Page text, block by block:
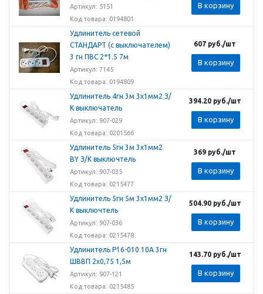
Артикул: 5151
Код товара: 0194801
В корзину
Удлинитель сетевой
СТАНДАРТ (с выключателем)
3 гн ПВС 2*1.5 7м
Артикул: 7145
Код товара: 0194809
607 руб./шт
В корзину
Удлинитель 4гн 3м 3х1мм2 З/
К выключатель
Артикул: 907-029
Код товара: 0201566
394.20руб./шт
В корзину
Удлинитель 5гн 3м 3х1мм2
BY З/К выключтель
Артикул: 907-035
Код товара: 0215477
369 руб./шт
В корзину
Удлинитель 5гн 5м 3х1мм2 З/
К выключтель
Артикул: 907-036
Код товара: 0215478
504.90руб./шт
В корзину
Удлинитель Р16-010 10А 3гн
ШВВП 2x0,75 1,5м
Артикул: 907-121
Код товара: 0215485
143.70руб./шт
В корзину